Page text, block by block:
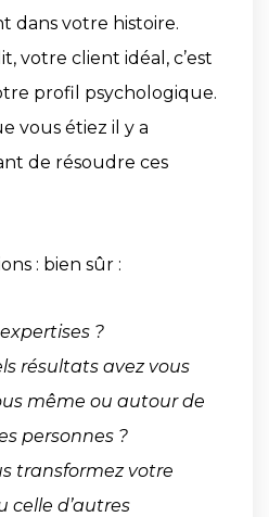
dans votre histoire.
votre client idéal, c’est
profil psychologique.
vous étiez il y a
de résoudre ces
: bien sûr :
?
résultats avez vous
même ou autour de
personnes ?
transformez votre
celle d’autres